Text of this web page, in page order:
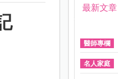
最新文章
醫師專欄
名人家庭